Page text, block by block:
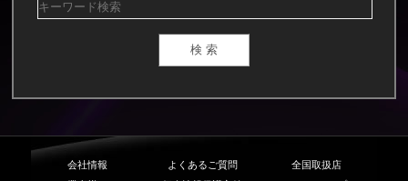
会社情報 よくあるご質問
全国取扱店